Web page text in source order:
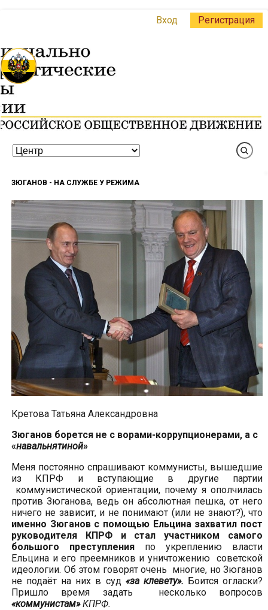
Вход Регистрация
ЗЮГАНОВ - НА СЛУЖБЕ У РЕЖИМА
Кретова Татьяна Александровна
Зюганов борется не с ворами-коррупционерами, а с
«навальнятиной»
Меня постоянно спрашивают коммунисты, вышедшие
из КПРФ и вступающие в другие партии
коммунистической ориентации, почему я ополчилась
против Зюганова, ведь он абсолютная пешка, от него
ничего не зависит, и не понимают (или не знают?), что
именно Зюганов с помощью Ельцина захватил пост
руководителя КПРФ и стал участником самого
большого преступления по укреплению власти
Ельцина и его преемников и уничтожению советской
идеологии. Об этом говорят очень многие, но Зюганов
не подаёт на них в суд «за клевету». Боится огласки?
Пришло время задать несколько вопросов
«коммунистам»КПРФ.